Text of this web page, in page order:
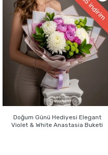
indirim
Doğum Günü Hediyesi Elegant
Violet & White Anastasia Buketi